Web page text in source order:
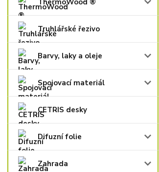
ThermoWood ®
Truhlářské řezivo
Barvy, laky a oleje
Spojovací materiál
CETRIS desky
Difuzní folie
Zahrada